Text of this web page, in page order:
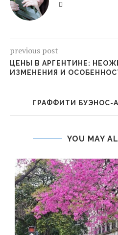
previous post
ЦЕНЫ В АРГЕНТИНЕ:
ИЗМЕНЕНИЯ И
ГРАФФИТИ
YOU MAY